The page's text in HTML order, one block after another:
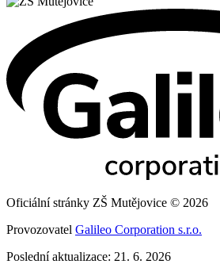
Oficiální stránky ZŠ Mutějovice © 2026
Provozovatel Galileo Corporation s.r.o.
Poslední aktualizace: 21. 6. 2026